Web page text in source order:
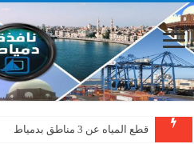
قطع المياه عن 3 مناطق بدمياط